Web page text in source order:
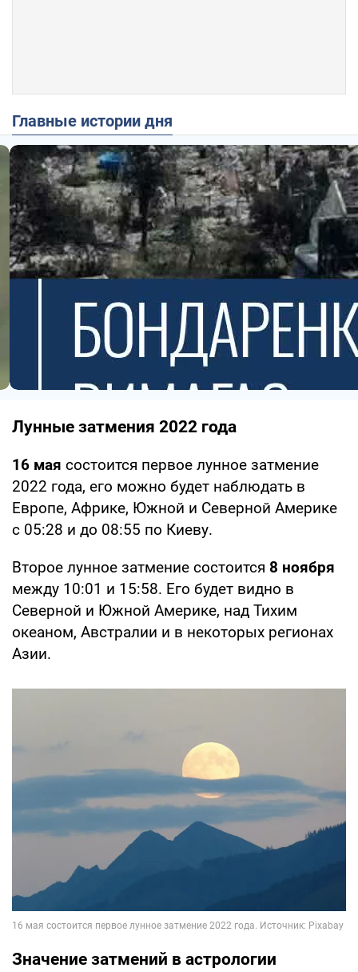
Главные истории дня
Лунные затмения 2022 года
16 мая состоится первое лунное затмение
2022 года, его можно будет наблюдать в
Европе, Африке, Южной и Северной Америке
с 05:28 и до 08:55 по Киеву.
Второе лунное затмение состоится 8 ноября
между 10:01 и 15:58. Его будет видно в
Северной и Южной Америке, над Тихим
океаном, Австралии и в некоторых регионах
Азии.
Значение затмений в астрологии